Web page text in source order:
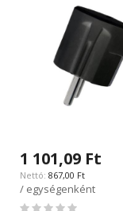
1 101,09 Ft
867,00 Ft
/ egységenként
Rating: